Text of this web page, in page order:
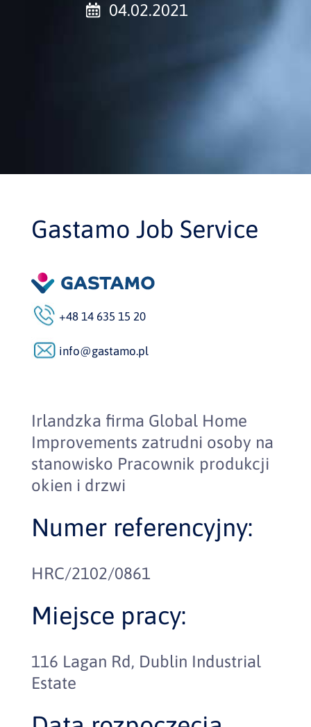
04.02.2021
Gastamo Job Service
+48 14 635 15 20
info@gastamo.pl
Irlandzka firma Global Home
Improvements zatrudni osoby na
stanowisko Pracownik produkcji
okien i drzwi
Numer referencyjny:
HRC/2102/0861
Miejsce pracy:
116 Lagan Rd, Dublin Industrial
Estate